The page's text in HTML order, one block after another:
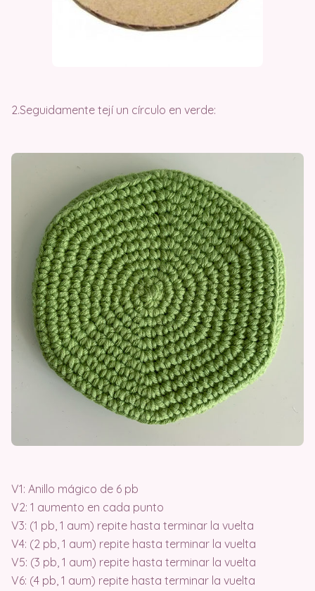
2.Seguidamente tejí un círculo en verde:
V1: Anillo mágico de 6 pb
V2: 1 aumento en cada punto
V3: (1 pb, 1 aum) repite hasta terminar la vuelta
V4: (2 pb, 1 aum) repite hasta terminar la vuelta
V5: (3 pb, 1 aum) repite hasta terminar la vuelta
V6: (4 pb, 1 aum) repite hasta terminar la vuelta